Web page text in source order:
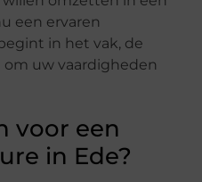
een ervaren
in het vak, de
uw vaardigheden
voor een
in Ede?